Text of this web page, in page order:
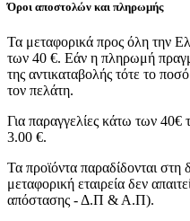
Όροι αποστολών και πληρωμής
Τα μεταφορικά προς όλη την
των 40 €. Εάν η πληρωμή
της αντικαταβολής τότε το
τον πελάτη.
Για παραγγελίες κάτω των 40€
3.00 €.
Τα προϊόντα παραδίδονται
μεταφορική εταιρεία δεν
απόστασης - Δ.Π & Α.Π).